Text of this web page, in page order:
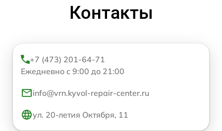
Контакты
+7 (473) 201-64-71
Ежедневно с 9:00 до 21:00
info@vrn.kyvol-repair-center.ru
ул. 20-летия Октября, 11